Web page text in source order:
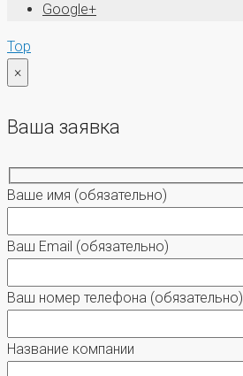
Google+
Top
×
Ваша заявка
Ваше имя (обязательно)
Ваш Email (обязательно)
Ваш номер телефона (обязательно)
Название компании